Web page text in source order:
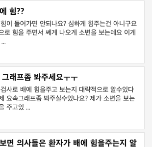
힘??
이 들어가면 안되나요? 심하게 힘주는건 아니구요
로 힘을 주면서 쎄게 나오게 소변을 보는데요 이게
래프좀 봐주세요ㅜㅜ
사로 배에 힘을주고 보는지 대략적으로 알수있다
요속그래프좀 봐주실수있나요? 제가 소변을 보는
주고있 ...
면 의사들은 환자가 배에 힘을주는지 알